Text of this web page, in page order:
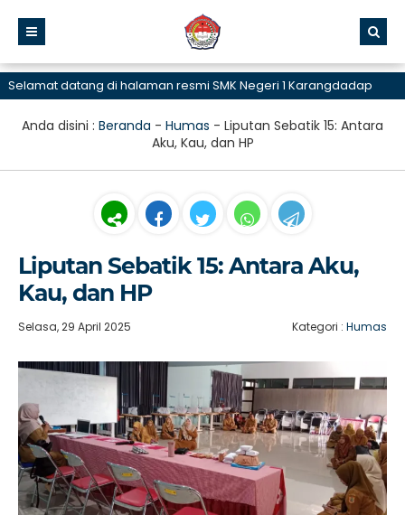
datang di halaman resmi SMK Negeri 1 Karangdadap
Anda disini : Beranda - Humas - Liputan Sebatik 15: Antara
Aku, Kau, dan HP
Liputan Sebatik 15: Antara Aku,
Kau, dan HP
Selasa, 29 April 2025 Kategori : Humas